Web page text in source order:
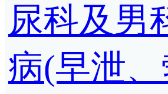
尿科及男
病(早泄